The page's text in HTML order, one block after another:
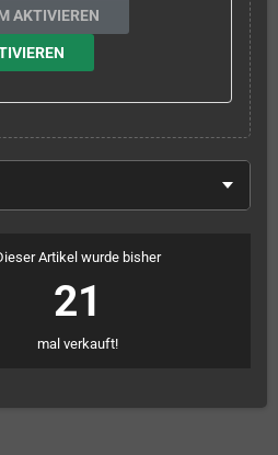
AKTIVIEREN
Artikel wurde bisher
21
mal verkauft!